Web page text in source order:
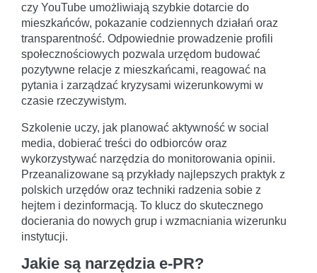
czy YouTube umożliwiają szybkie dotarcie do
mieszkańców, pokazanie codziennych działań oraz
transparentność. Odpowiednie prowadzenie profili
społecznościowych pozwala urzędom budować
pozytywne relacje z mieszkańcami, reagować na
pytania i zarządzać kryzysami wizerunkowymi w
czasie rzeczywistym.
Szkolenie uczy, jak planować aktywność w social
media, dobierać treści do odbiorców oraz
wykorzystywać narzędzia do monitorowania opinii.
Przeanalizowane są przykłady najlepszych praktyk z
polskich urzędów oraz techniki radzenia sobie z
hejtem i dezinformacją. To klucz do skutecznego
docierania do nowych grup i wzmacniania wizerunku
instytucji.
Jakie są narzędzia e-PR?